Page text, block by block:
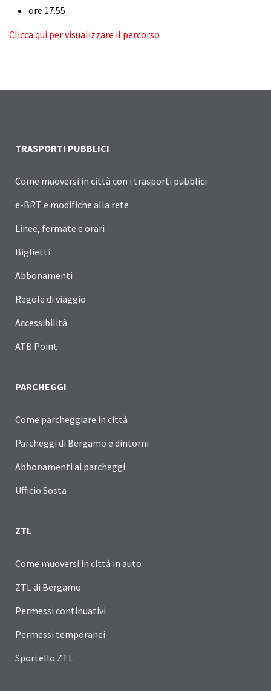
ore 17.55
Clicca qui per visualizzare il percorso
TRASPORTI PUBBLICI
Come muoversi in città con i trasporti pubblici
e-BRT e modifiche alla rete
Linee, fermate e orari
Biglietti
Abbonamenti
Regole di viaggio
Accessibilità
ATB Point
PARCHEGGI
Come parcheggiare in città
Parcheggi di Bergamo e dintorni
Abbonamenti ai parcheggi
Ufficio Sosta
ZTL
Come muoversi in città in auto
ZTL di Bergamo
Permessi continuativi
Permessi temporanei
Sportello ZTL